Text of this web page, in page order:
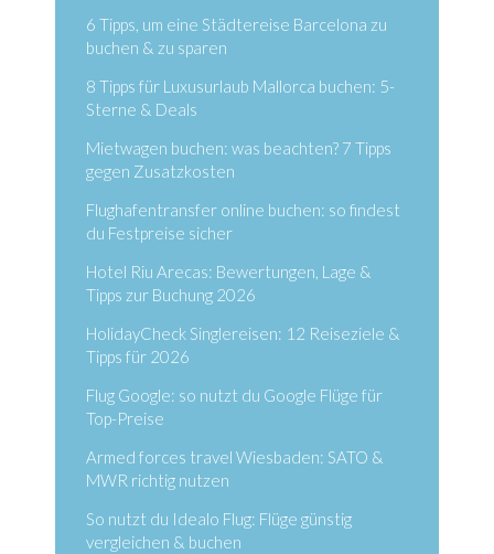
6 Tipps, um eine Städtereise Barcelona zu
buchen & zu sparen
8 Tipps für Luxusurlaub Mallorca buchen: 5-
Sterne & Deals
Mietwagen buchen: was beachten? 7 Tipps
gegen Zusatzkosten
Flughafentransfer online buchen: so findest
du Festpreise sicher
Hotel Riu Arecas: Bewertungen, Lage &
Tipps zur Buchung 2026
HolidayCheck Singlereisen: 12 Reiseziele &
Tipps für 2026
Flug Google: so nutzt du Google Flüge für
Top-Preise
Armed forces travel Wiesbaden: SATO &
MWR richtig nutzen
So nutzt du Idealo Flug: Flüge günstig
vergleichen & buchen